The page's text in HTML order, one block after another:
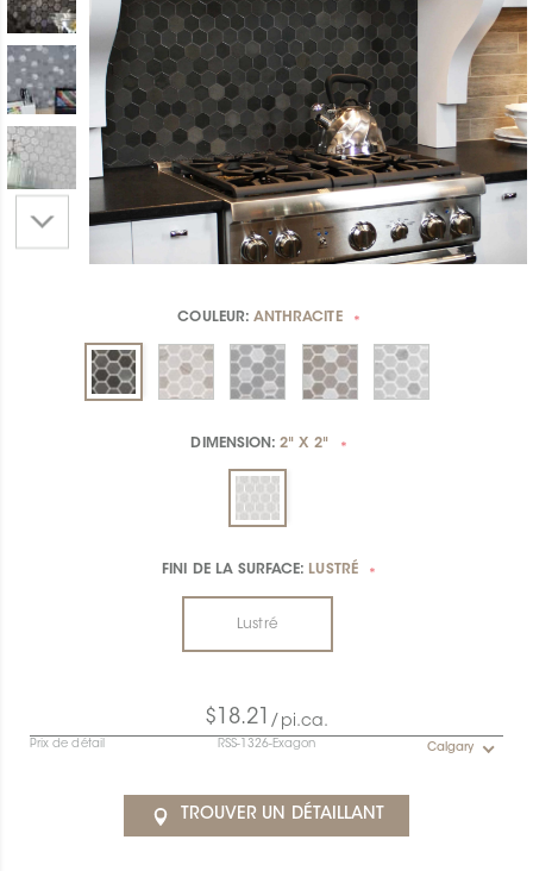
COULEUR: ANTHRACITE *
DIMENSION:2" X 2" *
FINI DE LA SURFACE: LUSTRÉ *
Lustré
$18.21 /pi.ca.
Prix de détail RSS-1326-Exagon Calgary
TROUVER UN DÉTAILLANT